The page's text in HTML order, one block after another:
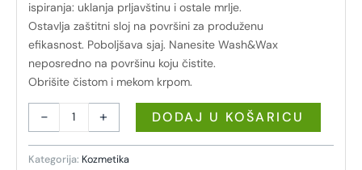
ispiranja: uklanja prljavštinu i ostale mrlje.
Ostavlja zaštitni sloj na površini za produženu
efikasnost. Poboljšava sjaj. Nanesite Wash&Wax
neposredno na površinu koju čistite.
Obrišite čistom i mekom krpom.
- + DODAJ U KOŠARICU
Kategorija: Kozmetika